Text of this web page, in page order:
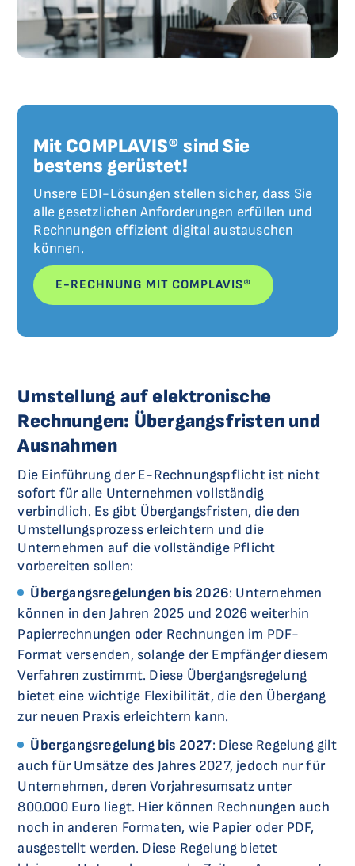
Mit COMPLAVIS® sind Sie
bestens gerüstet!
Unsere EDI-Lösungen stellen sicher, dass Sie
alle gesetzlichen Anforderungen erfüllen und
Rechnungen effizient digital austauschen
können.
E-RECHNUNG MIT COMPLAVIS®
Umstellung auf elektronische
Rechnungen: Übergangsfristen und
Ausnahmen
Die Einführung der E-Rechnungspflicht ist nicht
sofort für alle Unternehmen vollständig
verbindlich. Es gibt Übergangsfristen, die den
Umstellungsprozess erleichtern und die
Unternehmen auf die vollständige Pflicht
vorbereiten sollen:
Übergangsregelungen bis 2026: Unternehmen
können in den Jahren 2025 und 2026 weiterhin
Papierrechnungen oder Rechnungen im PDF-
Format versenden, solange der Empfänger diesem
Verfahren zustimmt. Diese Übergangsregelung
bietet eine wichtige Flexibilität, die den Übergang
zur neuen Praxis erleichtern kann.
Übergangsregelung bis 2027: Diese Regelung gilt
auch für Umsätze des Jahres 2027, jedoch nur für
Unternehmen, deren Vorjahresumsatz unter
800.000 Euro liegt. Hier können Rechnungen auch
noch in anderen Formaten, wie Papier oder PDF,
ausgestellt werden. Diese Regelung bietet